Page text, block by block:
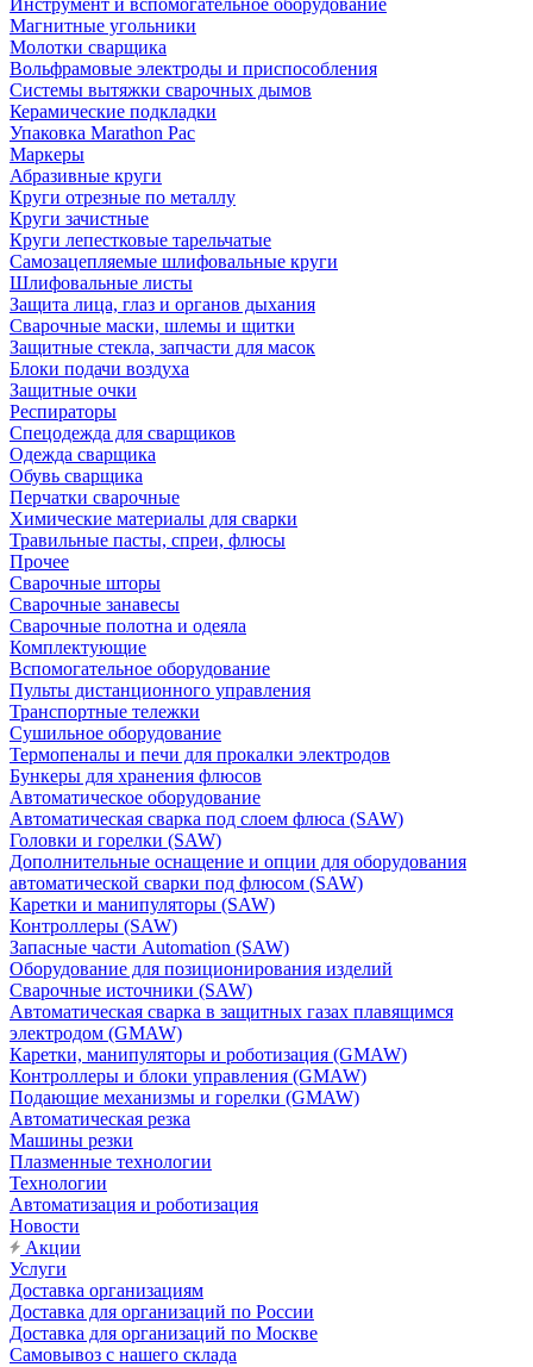
Инструмент и вспомогательное оборудование
Магнитные угольники
Молотки сварщика
Вольфрамовые электроды и приспособления
Системы вытяжки сварочных дымов
Керамические подкладки
Упаковка Marathon Pac
Маркеры
Абразивные круги
Круги отрезные по металлу
Круги зачистные
Круги лепестковые тарельчатые
Самозацепляемые шлифовальные круги
Шлифовальные листы
Защита лица, глаз и органов дыхания
Сварочные маски, шлемы и щитки
Защитные стекла, запчасти для масок
Блоки подачи воздуха
Защитные очки
Респираторы
Спецодежда для сварщиков
Одежда сварщика
Обувь сварщика
Перчатки сварочные
Химические материалы для сварки
Травильные пасты, спреи, флюсы
Прочее
Сварочные шторы
Сварочные занавесы
Сварочные полотна и одеяла
Комплектующие
Вспомогательное оборудование
Пульты дистанционного управления
Транспортные тележки
Сушильное оборудование
Термопеналы и печи для прокалки электродов
Бункеры для хранения флюсов
Автоматическое оборудование
Автоматическая сварка под слоем флюса (SAW)
Головки и горелки (SAW)
Дополнительные оснащение и опции для оборудования
автоматической сварки под флюсом (SAW)
Каретки и манипуляторы (SAW)
Контроллеры (SAW)
Запасные части Automation (SAW)
Оборудование для позиционирования изделий
Сварочные источники (SAW)
Автоматическая сварка в защитных газах плавящимся
электродом (GMAW)
Каретки, манипуляторы и роботизация (GMAW)
Контроллеры и блоки управления (GMAW)
Подающие механизмы и горелки (GMAW)
Автоматическая резка
Машины резки
Плазменные технологии
Технологии
Автоматизация и роботизация
Новости
Акции
Услуги
Доставка организациям
Доставка для организаций по России
Доставка для организаций по Москве
Самовывоз с нашего склада